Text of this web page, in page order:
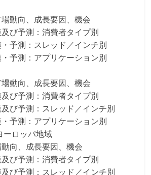
動向、成長要因、機会
及び予測：消費者タイプ別
・予測：スレッド／インチ別
・予測：アプリケーション別
動向、成長要因、機会
及び予測：消費者タイプ別
及び予測：スレッド／インチ別
・予測：アプリケーション別
ーロッパ地域
向、成長要因、機会
及び予測：消費者タイプ別
及び予測：スレッド／インチ別